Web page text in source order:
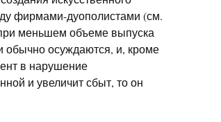
фирмами-дуополистами (см.
меньшем объеме выпуска
обычно осуждаются, и, кроме
в нарушение
и увеличит сбыт, то он